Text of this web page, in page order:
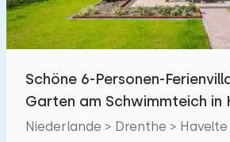
Schöne 6-Personen-
Garten am Schwimmteich in
Drenthe
Niederlande > Drenthe > Havelte